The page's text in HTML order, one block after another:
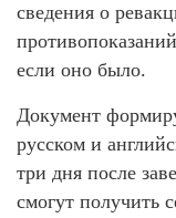
сведения о
если оно было.
Документ
русском и
три дня после
смогут получить